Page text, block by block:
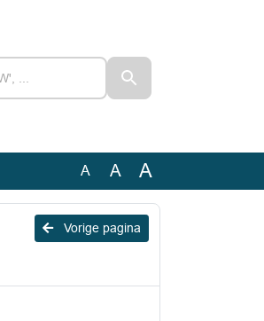
A A A
Vorige pagina